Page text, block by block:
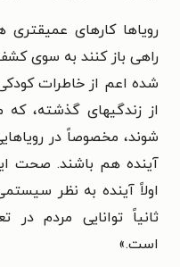
رویاها کارهای
راهی باز کنند به سوی
شده اعم از خاطرات
از زندگیهای گذشته،
شوند، مخصوصاً در
آینده هم باشند. صحت
اولاً آینده به نظر
ثانیاً توانایی مردم در
است.»